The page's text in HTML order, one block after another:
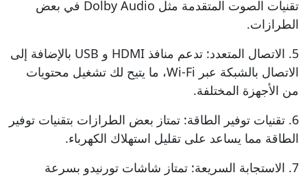
تقنيات الصوت المتقدمة مثل Dolby Audio في بعض
الطرازات.
5. الاتصال المتعدد: تدعم منافذ HDMI و USB بالإضافة إلى
الاتصال بالشبكة عبر Wi-Fi، ما يتيح لك تشغيل محتويات
من الأجهزة المختلفة.
6. تقنيات توفير الطاقة: تمتاز بعض الطرازات بتقنيات توفير
الطاقة مما يساعد على تقليل استهلاك الكهرباء.
7. الاستجابة السريعة: تمتاز شاشات تورنيدو بسرعة